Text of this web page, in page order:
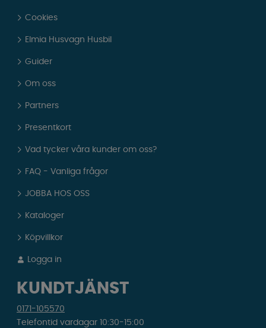
Cookies
Elmia Husvagn Husbil
Guider
Om oss
Partners
Presentkort
Vad tycker våra kunder om oss?
FAQ - Vanliga frågor
JOBBA HOS OSS
Kataloger
Köpvillkor
Logga in
KUNDTJÄNST
0171-105570
Telefontid vardagar 10:30-15:00